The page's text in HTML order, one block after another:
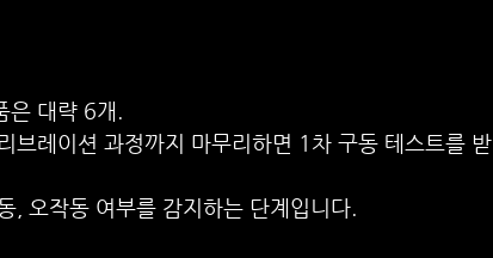
대략 6개.
브레이션 과정까지 마무리하면 1차 구동 테스트를 받
, 오작동 여부를 감지하는 단계입니다.